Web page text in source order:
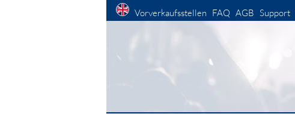
Vorverkaufsstellen FAQ AGB Support